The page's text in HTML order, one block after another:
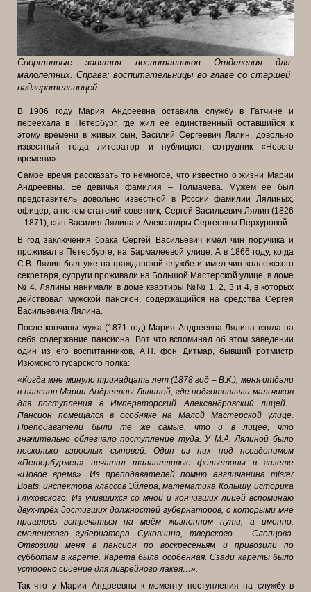
Спортивные занятия воспитанников Отделения для
малолетних. Справа: воспитательницы во главе со старшей
надзирательницей
В 1906 году Мария Андреевна оставила службу в Гатчине и
переехала в Петербург, где жил её единственный оставшийся к
этому времени в живых сын, Василий Сергеевич Лялин, довольно
известный тогда литератор и публицист, сотрудник «Нового
времени».
Самое время рассказать то немногое, что известно о жизни Марии
Андреевны. Её девичья фамилия – Толмачева. Мужем её был
представитель довольно известной в России фамилии Лялиных,
офицер, а потом статский советник, Сергей Васильевич Лялин (1826
– 1871), сын Василия Лялина и Александры Сергеевны Перхуровой.
В год заключения брака Сергей Васильевич имел чин поручика и
проживал в Петербурге, на Бармалеевой улице. А в 1866 году, когда
С.В. Лялин был уже на гражданской службе и имел чин коллежского
секретаря, супруги проживали на Большой Мастерской улице, в доме
№ 4. Лялины нанимали в доме квартиры №№ 1, 2, 3 и 4, в которых
действовал мужской пансион, содержащийся на средства Сергея
Васильевича Лялина.
После кончины мужа (1871 год) Мария Андреевна Лялина взяла на
себя содержание пансиона. Вот что вспоминал об этом заведении
один из его воспитанников, А.Н. фон Дитмар, бывший ротмистр
Изюмского гусарского полка:
«Когда мне минуло тринадцать лет (1878 год – В.К.), меня отдали
в пансион Марии Андреевны Лялиной, где подготовляли мальчиков
для поступления в Императорский Александровский лицей…
Пансион помещался в особняке на Малой Мастерской улице.
Преподаватели были те же самые, что и в лицее, что
значительно облегчало поступление туда. У М.А. Лялиной было
несколько взрослых сыновей. Один из них под псевдонимом
«Петербуржец» печатал талантливые фельетоны в газете
«Новое время». Из преподавателей помню англичанина mister
Boats, инспектора классов Эйлера, математика Колышу, историка
Глуховского. Из учившихся со мной и кончивших лицей вспоминаю
двух-трёх достигших должностей губернаторов, с которыми мне
пришлось встречаться на моём жизненном пути, а именно:
смоленского губернатора Суковнина, тверского – Слепцова.
Отвозили меня в пансион по воскресеньям и привозили по
субботам в карете. Карета была особенная. Сзади кареты было
устроено сидение для ливрейного лакея…».
Так что у Марии Андреевны к моменту поступления на службу в